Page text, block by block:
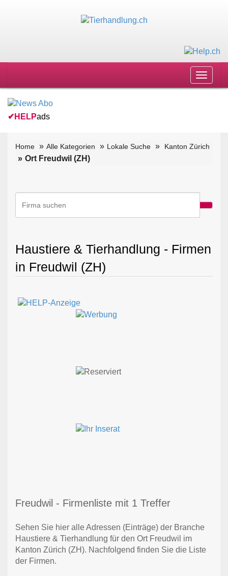
Toggle
✔ HELPads
Home Alle Kategorien Lokale Suche Kanton Zürich
Ort Freudwil (ZH)
Haustiere & Tierhandlung - Firmen
in Freudwil (ZH)
Freudwil - Firmenliste mit 1 Treffer
Sehen Sie hier alle Adressen (Einträge) der Branche
Haustiere & Tierhandlung für den Ort Freudwil im
Kanton Zürich (ZH). Nachfolgend finden Sie die Liste
der Firmen.